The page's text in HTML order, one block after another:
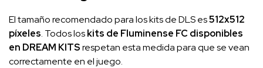
El tamaño recomendado para los kits de DLS es512x512
píxeles. Todos loskits de Fluminense FC disponibles
en DREAM KITSrespetan esta medida para que se vean
correctamente en el juego.